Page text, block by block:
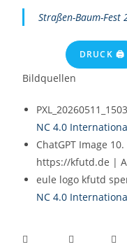
Straßen-Baum-Fest
DRUCK 🖨
Bildquellen
NC 4.0
ChatGPT Image
https://kfutd.de |
eule logo kfutd
NC 4.0